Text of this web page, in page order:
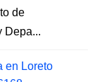
de
Depa...
en Loreto